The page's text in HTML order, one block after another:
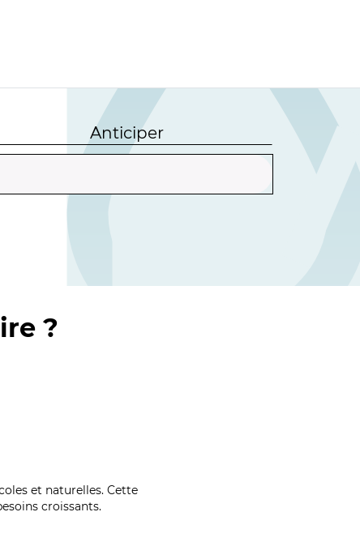
Anticiper
?
et naturelles. Cette
croissants.